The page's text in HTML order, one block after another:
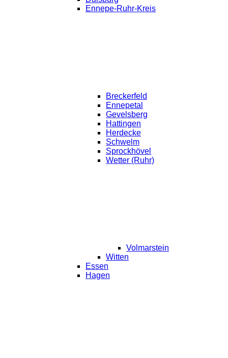
Ennepe-Ruhr-Kreis
Breckerfeld
Ennepetal
Gevelsberg
Hattingen
Herdecke
Schwelm
Sprockhövel
Wetter (Ruhr)
Volmarstein
Witten
Essen
Hagen